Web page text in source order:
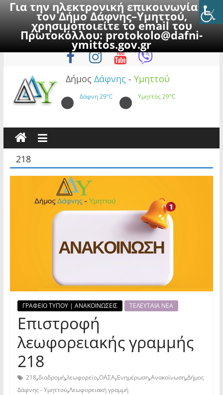
Για την ηλεκτρονική επικοινωνία με
τον Δήμο Δάφνης–Υμηττού,
χρησιμοποιείτε το email του
Πρωτοκόλλου:protokolo@dafni-
ymittos.gov.gr
to
Παρασκευή, 7 Αυγούστου 2026
Δήμος Δάφνης - Υμηττού
Δάφνη29°C Υμηττός29°C
218
ΓΡΑΦΕΙΟ ΤΥΠΟΥ | ΑΝΑΚΟΙΝΩΣΕΙΣ ΤΕΛΕΥΤΑΙΑ ΝΕΑ
Επιστροφή
λεωφορειακής γραμμής
218
218,διαδρομή,λεωφορείο,ΟΑΣΑ,Ενημέρωση,Ανακοίνωση,Δήμος
Δάφνης - Υμηττού,Λεωφορειακή γραμμή